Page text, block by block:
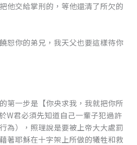
他交給掌刑的，等他還清了所欠的
恕你的弟兄，我天父也要這樣待你
第一步是【你央求我，我就把你所
W君必須先知道自己一輩子犯過許
為），照理說是要被上帝大大處罰
著耶穌在十字架上所做的犧牲和救